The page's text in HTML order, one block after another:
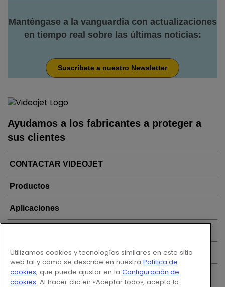
Manténgase a la vanguardia con actualizaciones
en tiempo real sobre las últimas noticias:
Suscríbete a nuestro Newsletter
Ayudamos a los fabricantes a proteger a
sus clientes
CONTACTAR VIDEOJET
Productos
Aplicaciones
Enlaces
Follow us on:
Utilizamos cookies y tecnologías similares en este sitio
web tal y como se describe en nuestra Política de
cookies, que puede ajustar en la Configuración de
cookies. Al hacer clic en «Aceptar todo», acepta la